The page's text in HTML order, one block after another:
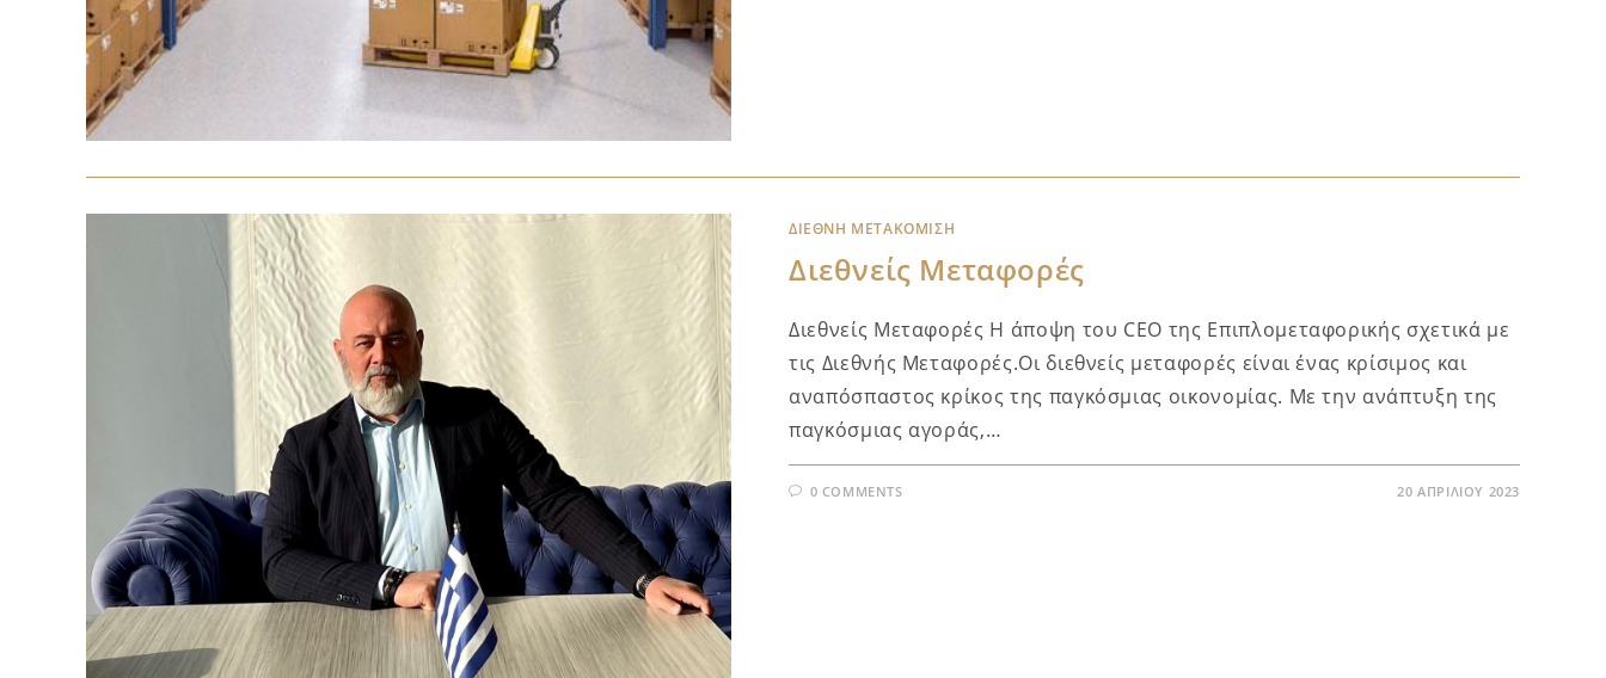
ΔΙΕΘΝΉ ΜΕΤΑΚΌΜΙΣΗ
Διεθνείς Μεταφορές
Διεθνείς Μεταφορές Η άποψη του CEO της Επιπλομεταφορικής σχετικά με
τις Διεθνής Μεταφορές.Οι διεθνείς μεταφορές είναι ένας κρίσιμος και
αναπόσπαστος κρίκος της παγκόσμιας οικονομίας. Με την ανάπτυξη της
παγκόσμιας αγοράς,…
0 COMMENTS 20 ΑΠΡΙΛΊΟΥ 2023